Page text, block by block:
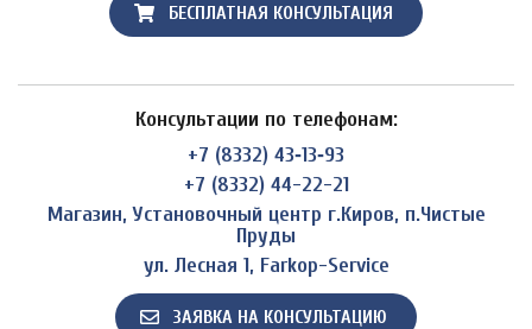
БЕСПЛАТНАЯ КОНСУЛЬТАЦИЯ
Консультации по телефонам:
+7 (8332) 43‑13‑93
+7 (8332) 44-22-21
Магазин, Установочный центр г.Киров, п.Чистые
Пруды
ул. Лесная 1, Farkop-Service
ЗАЯВКА НА КОНСУЛЬТАЦИЮ